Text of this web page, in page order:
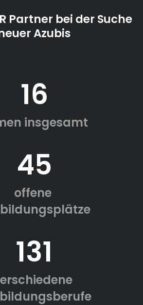
Partner bei der Suche
Azubis
16
insgesamt
45
offene
131